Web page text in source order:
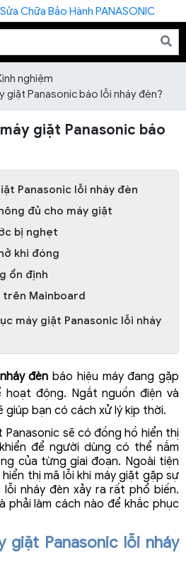
nghiệm
giặt Panasonic báo lỗi nháy đèn?
giặt Panasonic báo
Panasonic lỗi nháy đèn
đủ cho máy giặt
bị nghẹt
khi đóng
ổn định
trên Mainboard
máy giặt Panasonic lỗi nháy
đèn báo hiệu máy đang gặp
động. Ngắt nguồn điện và
giúp bạn có cách xử lý kịp thời.
sẽ có đồng hồ hiển thị
để người dùng có thể nắm
của từng giai đoạn. Ngoài tiện
thị mã lỗi khi máy giặt gặp sự
nháy đèn xảy ra rất phổ biến.
phải làm cách nào để khắc phục
giặt Panasonic lỗi nháy